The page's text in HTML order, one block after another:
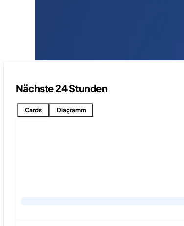
Nächste 24 Stunden
Cards Diagramm